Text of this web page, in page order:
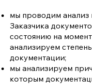
мы проводим
Заказчика
состоянию на
анализируем
документации;
мы анализируем
которым